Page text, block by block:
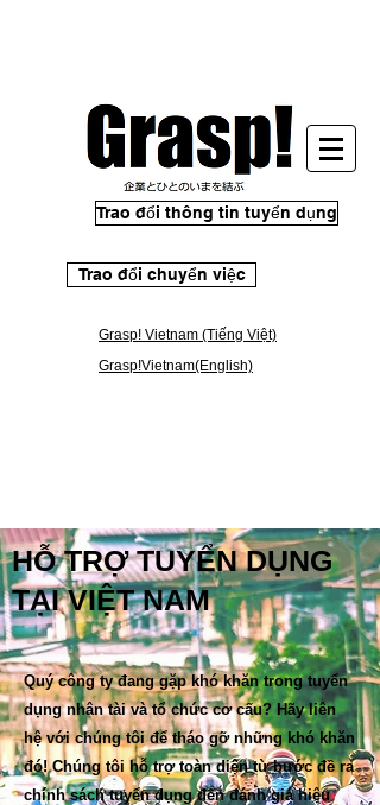
Trao đổi thông tin tuyển dụng
Trao đổi chuyển việc
Grasp! Vietnam (Tiếng Việt)
Grasp!Vietnam(English)
HỖ TRỢ TUYỂN DỤNG
TẠI VIỆT NAM
Quý công ty đang gặp khó khăn trong tuyển
dụng nhân tài và tổ chức cơ cấu? Hãy liên
hệ với chúng tôi để tháo gỡ những khó khăn
đó! Chúng tôi hỗ trợ toàn diện từ bước đề ra
chính sách tuyển dụng đến đánh giá hiệu